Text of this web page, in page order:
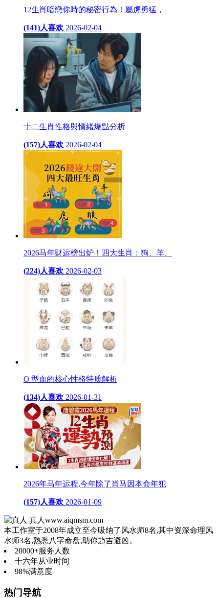
12生肖暗戀你時的秘密行為！屬虎勇猛，
(141)人喜欢 2026-02-04
十二生肖性格與情緒爆點分析
(157)人喜欢 2026-02-04
2026马年财运榜出炉！四大生肖：狗、羊、
(224)人喜欢 2026-02-03
O 型血的核心性格特质解析
(134)人喜欢 2026-01-31
2026年马年运程,今年除了肖马因本命年犯
(157)人喜欢 2026-01-09
真人 www.aiqmsm.com
本工作室于2008年成立至今吸纳了风水师8名,其中资深命理风
水师3名,熟悉八字命盘,助你趋吉避凶。
20000+服务人数
十六年从业时间
98%满意度
热门导航